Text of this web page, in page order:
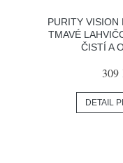
PURITY VISION
TMAVÉ
ČISTÍ A
309
DETAIL